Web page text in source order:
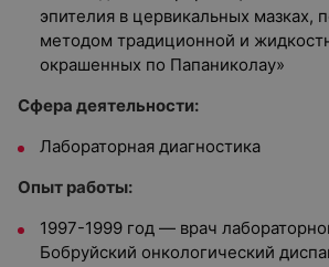
эпителия в цервикальных мазках,
методом традиционной и
окрашенных по Папаниколау»
Сфера деятельности:
Лабораторная диагностика
Опыт работы:
1997-1999 год — врач
Бобруйский онкологический